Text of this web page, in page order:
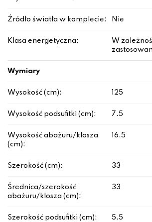
Źródło światła w komplecie: Nie
Klasa energetyczna:
W
Wymiary
Wysokość (cm): 125
Wysokość podsufitki (cm): 7.5
Wysokość abażuru/klosza
(cm):
16.5
Szerokość (cm): 33
Średnica/szerokość
abażuru/klosza (cm):
33
Szerokość podsufitki (cm): 5.5